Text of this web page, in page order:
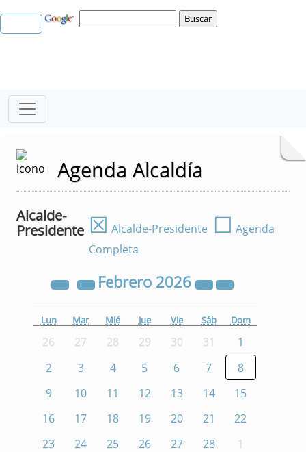
Agenda Alcaldía
Alcalde-
Presidente ☒ Alcalde-Presidente ☐ Agenda
Completa
Febrero 2026
Lun Mar Mié Jue Vie Sáb Dom
26 27 28 29 30 31
1
2
3 4 5 6 7
8
9
10 11 12 13 14
15
16
17 18 19 20 21
22
23
24 25 26 27 28 1